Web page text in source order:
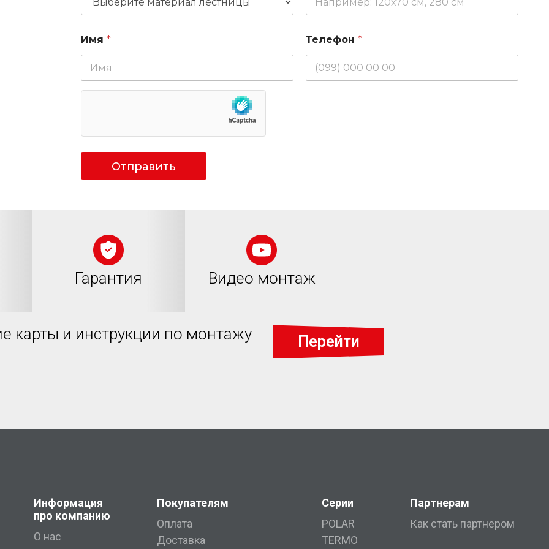
Имя * Телефон *
Отправить
Гарантия Видео монтаж
карты и инструкции по монтажу Перейти
Информация
про компанию
О нас
Покупателям
Оплата
Доставка
Серии
POLAR
TERMO
Партнерам
Как стать партнером